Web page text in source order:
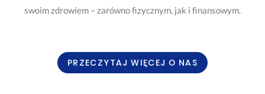
swoim zdrowiem – zarówno fizycznym, jak i finansowym.
PRZECZYTAJ WIĘCEJ O NAS